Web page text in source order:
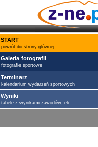
START
powrót do strony głównej
Galeria fotografii
fotografie sportowe
Terminarz
kalendarium wydarzeń sportowych
Wyniki
tabele z wynikami zawodów, etc...